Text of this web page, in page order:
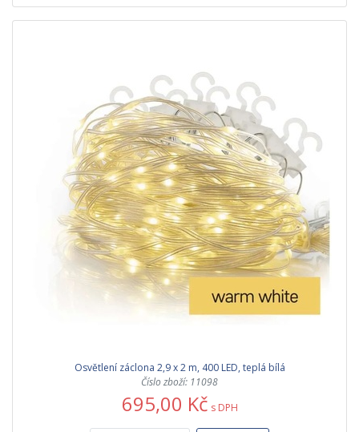
Osvětlení záclona 2,9 x 2 m, 400 LED, teplá bílá
Číslo zboží: 11098
695,00 Kč s DPH